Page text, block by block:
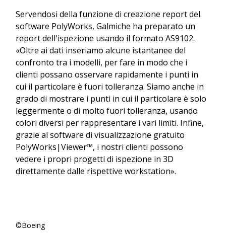
Servendosi della funzione di creazione report del
software PolyWorks, Galmiche ha preparato un
report dell'ispezione usando il formato AS9102.
«Oltre ai dati inseriamo alcune istantanee del
confronto tra i modelli, per fare in modo che i
clienti possano osservare rapidamente i punti in
cui il particolare è fuori tolleranza. Siamo anche in
grado di mostrare i punti in cui il particolare è solo
leggermente o di molto fuori tolleranza, usando
colori diversi per rappresentare i vari limiti. Infine,
grazie al software di visualizzazione gratuito
PolyWorks|Viewer™, i nostri clienti possono
vedere i propri progetti di ispezione in 3D
direttamente dalle rispettive workstation».
©Boeing